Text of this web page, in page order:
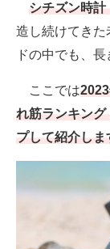
釣り具・釣り用品
食器・グラス・カトラ
ITの今と未来を
スマホと通信
シチズン時
造し続けてきた
ドの中でも、
ここでは
れ筋ランキン
プして紹介しま